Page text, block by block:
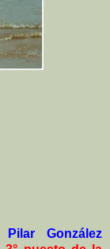
Pilar González